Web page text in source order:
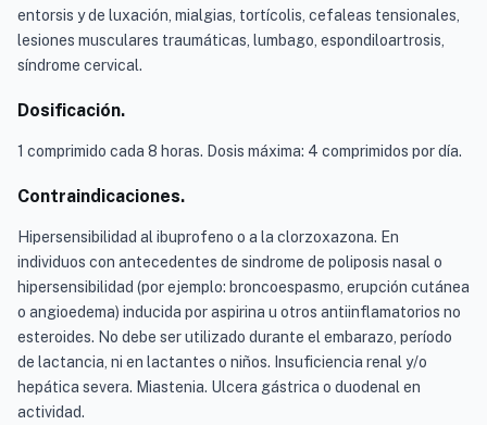
entorsis y de luxación, mialgias, tortícolis, cefaleas tensionales,
lesiones musculares traumáticas, lumbago, espondiloartrosis,
síndrome cervical.
Dosificación.
1 comprimido cada 8 horas. Dosis máxima: 4 comprimidos por día.
Contraindicaciones.
Hipersensibilidad al ibuprofeno o a la clorzoxazona. En
individuos con antecedentes de sindrome de poliposis nasal o
hipersensibilidad (por ejemplo: broncoespasmo, erupción cutánea
o angioedema) inducida por aspirina u otros antiinflamatorios no
esteroides. No debe ser utilizado durante el embarazo, período
de lactancia, ni en lactantes o niños. Insuficiencia renal y/o
hepática severa. Miastenia. Ulcera gástrica o duodenal en
actividad.